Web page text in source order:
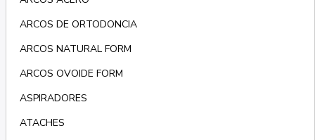
ARCOS DE ORTODONCIA
ARCOS NATURAL FORM
ARCOS OVOIDE FORM
ASPIRADORES
ATACHES